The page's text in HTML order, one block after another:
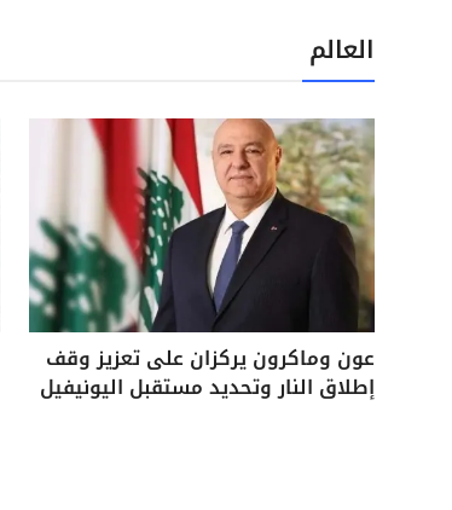
العالم
عون وماكرون يركزان على تعزيز وقف
إطلاق النار وتحديد مستقبل اليونيفيل